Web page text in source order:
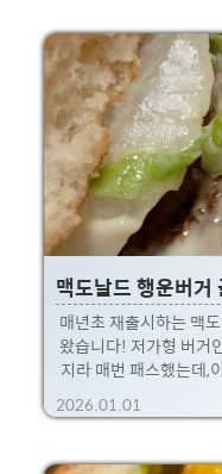
서 방심했는데....다음
엉덩이가 따끔해서 난
을만 한데? 라고 생각
ㅎ그런면에서 확실히
특히 제가 주문한 고스
들어 있어서 매운맛이
매년초 재출시하는 맥
왔습니다! 저가형 버거
지라 매번 패스했는데,
하기에... 저도 바로 사
가된다니?!! 좋은 마음
년 행운이 가득하길 바
2026.01.01